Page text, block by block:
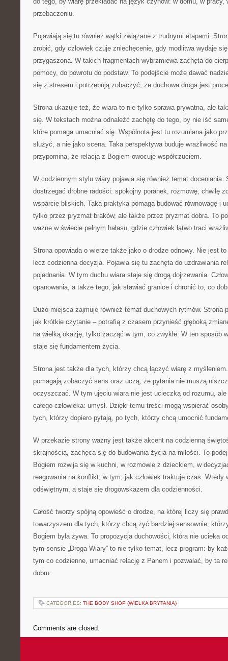
przebaczeniu.
Pojawiają się tu również wątki związane z trudnymi etapami.
zrobić, gdy człowiek czuje zniechęcenie, gdy modlitwa wydaje
przygaszona. W takich fragmentach wybrzmiewa zachęta do
pomocy, do powrotu do podstaw. To podejście może dawać
się z stresem i potrzebują zobaczyć, że duchowa droga jest
Strona ukazuje też, że wiara to nie tylko sprawa prywatna, ale
się. W tekstach można odnaleźć zachętę do tego, by nie iść
które pomaga umacniać się. Wspólnota jest tu rozumiana jako
służyć, a nie jako scena. Taka perspektywa buduje wrażliwość
przypomina, że relacja z Bogiem owocuje współczuciem.
W codziennym stylu wiary pojawia się również temat doceniania.
dostrzegać drobne radości: spokojny poranek, rozmowę, chwilę
wsparcie bliskich. Taka praktyka pomaga budować równowagę i
tylko przez pryzmat braków, ale także przez pryzmat dobra. To
ważne w świecie pełnym hałasu, gdzie człowiek łatwo traci
Strona opowiada o wierze także jako o drodze odnowy. Nie jest
lecz codzienna decyzja. Pojawia się tu zachęta do uzdrawiania
pojednania. W tym duchu wiara staje się drogą dojrzewania.
opanowania, a także tego, jak stawiać granice i chronić to, co
Dużo miejsca zajmuje również temat duchowych rytmów. Strona
jak krótkie czytanie – potrafią z czasem przynieść głęboką
na wielką okazję, tylko zacząć w tym, co zwykłe. W ten sposób
staje się fundamentem życia.
Strona jest także dla tych, którzy chcą łączyć wiarę z
pomagają zobaczyć sens oraz uczą, że pytania nie muszą
oczyszczać. W tym ujęciu wiara nie jest ucieczką od rozumu,
całego człowieka: umysł. Dzięki temu treści mogą wspierać
tych, którzy dopiero pytają, po tych, którzy chcą umocnić
W przekazie strony ważny jest także akcent na codzienną
skrajnością, zachęca się do budowania życia na miłości. To
Bogiem rozwija się w kuchni, w rozmowie z dzieckiem, w
reagowania na konflikt, w tym, jak człowiek traktuje czas. Wtedy
odświętnym, a staje się drogowskazem dla codzienności.
Całość tworzy spójną opowieść o drodze, na której liczy się
towarzyszem dla tych, którzy chcą żyć bardziej sensownie,
Bogiem była żywa. To propozycja duchowości, która nie ucieka
tym sensie „Droga Wiary” to nie tylko temat, lecz program: by
tym co codzienne, umacniać relację z Panem i pozwalać, by ta
dobru.
CATEGORIES: THE BODY SHOP (WIELKA BRYTANIA)
Comments are closed.